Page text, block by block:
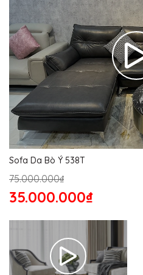
Sofa Da Bò Ý 538T
75.000.000₫
35.000.000₫